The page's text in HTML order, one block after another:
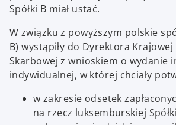
Spółki B miał ustać.
W związku z powyższym polskie
B) wystąpiły do Dyrektora
Skarbowej z wnioskiem o wydanie
indywidualnej, w której chciały
w zakresie odsetek
na rzecz luksemburskiej